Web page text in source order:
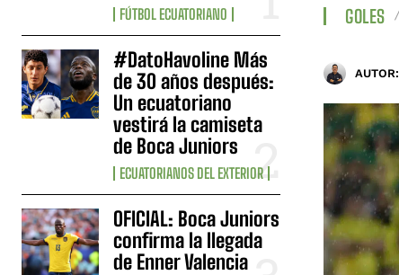
FÚTBOL ECUATORIANO
#DatoHavoline Más
de 30 años después:
Un ecuatoriano
vestirá la camiseta
de Boca Juniors
ECUATORIANOS DEL EXTERIOR
OFICIAL: Boca Juniors
confirma la llegada
de Enner Valencia
GOLES
AUTOR: